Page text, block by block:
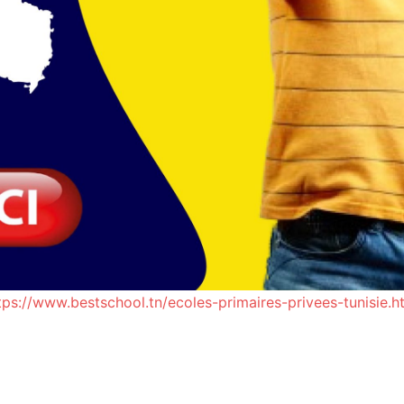
www.bestschool.tn/ecoles-primaires-privees-